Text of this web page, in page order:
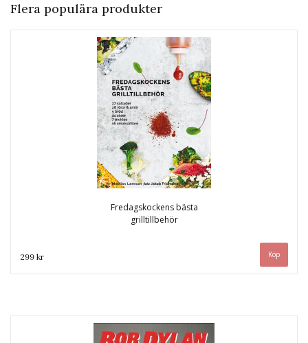
Flera populära produkter
Fredagskockens bästa
grilltillbehör
299 kr